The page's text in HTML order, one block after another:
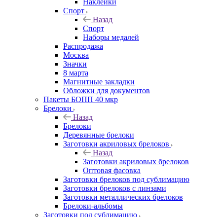
Наклейки
Спорт
Назад
Спорт
Наборы медалей
Распродажа
Москва
Значки
8 марта
Магнитные закладки
Обложки для документов
Пакеты БОПП 40 мкр
Брелоки
Назад
Брелоки
Деревянные брелоки
Заготовки акриловых брелоков
Назад
Заготовки акриловых брелоков
Оптовая фасовка
Заготовки брелоков под сублимацию
Заготовки брелоков с линзами
Заготовки металлических брелоков
Брелоки-альбомы
Заготовки под сублимацию